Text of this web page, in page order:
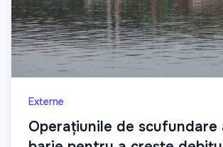
Externe
Operațiunile de scufundare